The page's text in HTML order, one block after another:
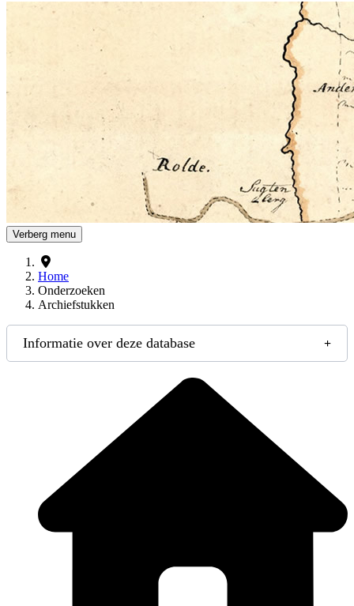
Drents Archief
Verberg menu
Home
Onderzoeken
Archiefstukken
Informatie over deze database